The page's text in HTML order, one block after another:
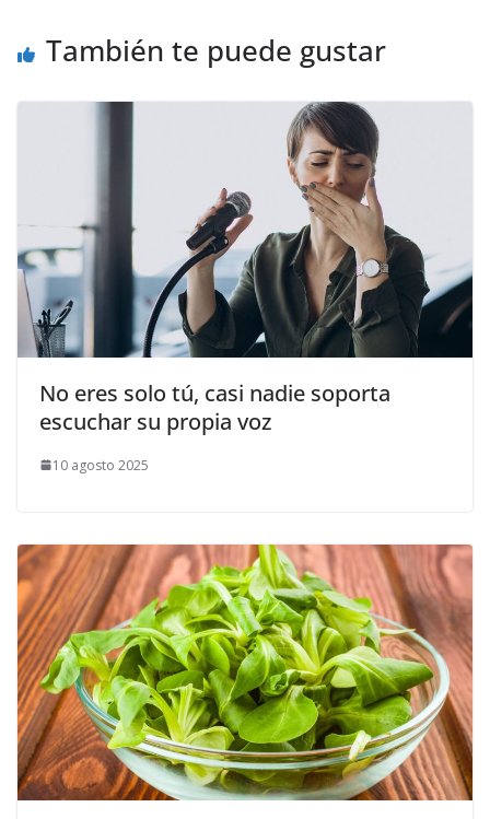
También te puede gustar
No eres solo tú, casi nadie soporta
escuchar su propia voz
10 agosto 2025